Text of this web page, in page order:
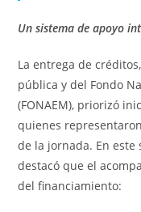
Un sistema de apoyo
La entrega de
pública y del Fondo
(FONAEM), priorizó
quienes
de la jornada. En
destacó que el
del financiamiento: